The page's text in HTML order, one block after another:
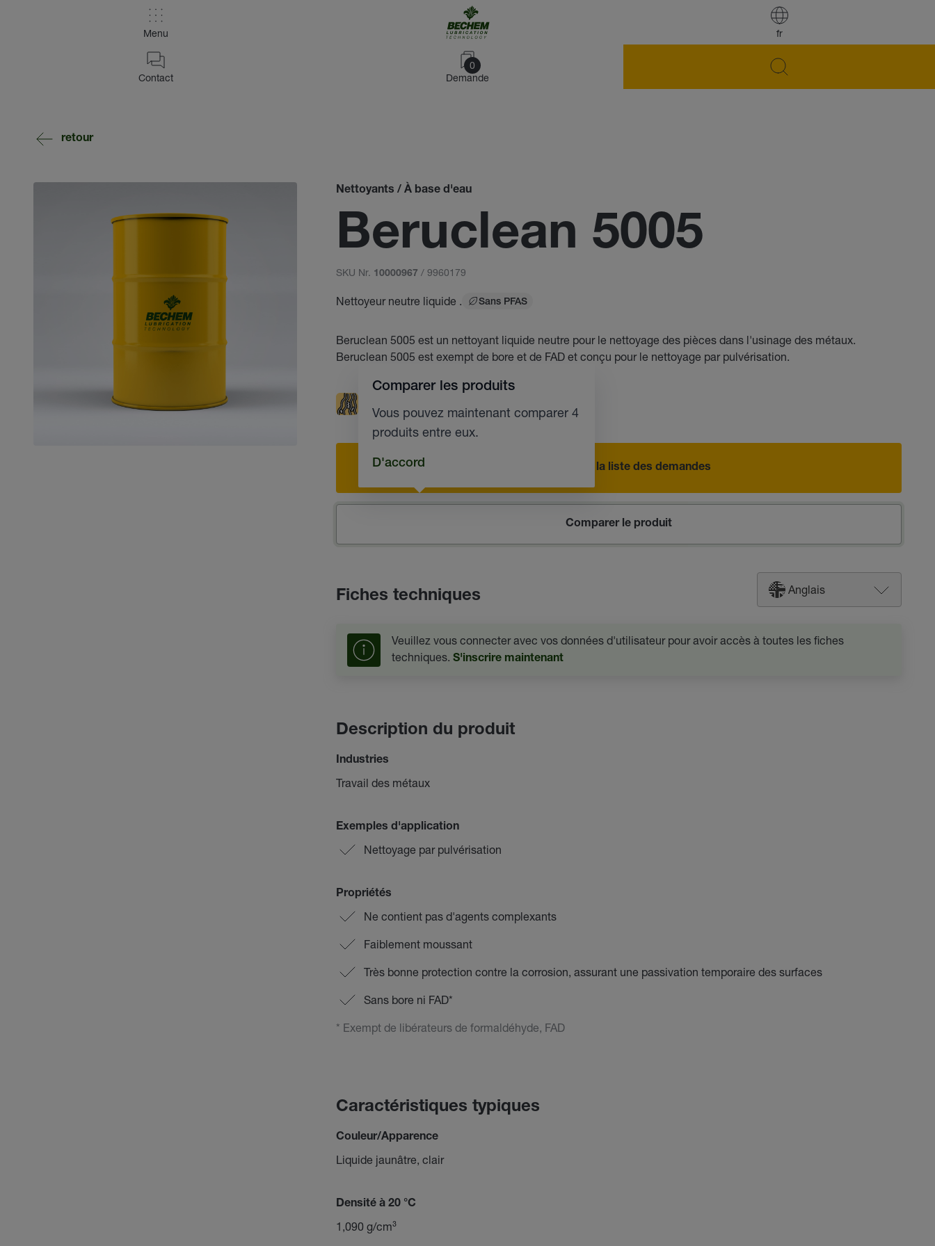
fr
Menu
0
Demande
Contact
retour
Nettoyants / À base d'eau
Beruclean 5005
SKU Nr. 10000967 / 9960179
Nettoyeur neutre liquide . Sans PFAS
Beruclean 5005 est un nettoyant liquide neutre pour le nettoyage des pièces dans l'usinage des métaux.
Beruclean 5005 est exempt de bore et de FAD et conçu pour le nettoyage par pulvérisation.
Ajouter à la liste des demandes
Comparer le produit
Comparer les produits
Vous pouvez maintenant comparer 4
produits entre eux.
D'accord
Fiches techniques Anglais
Veuillez vous connecter avec vos données d'utilisateur pour avoir accès à toutes les fiches
techniques. S'inscrire maintenant
Description du produit
Industries
Travail des métaux
Exemples d'application
Nettoyage par pulvérisation
Propriétés
Ne contient pas d'agents complexants
Faiblement moussant
Très bonne protection contre la corrosion, assurant une passivation temporaire des surfaces
Sans bore ni FAD*
* Exempt de libérateurs de formaldéhyde, FAD
Caractéristiques typiques
Couleur/Apparence
Liquide jaunâtre, clair
Densité à 20 °C
1,090 g/cm³